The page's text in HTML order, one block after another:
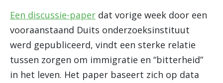
Een discussie-paper dat vorige week door een
vooraanstaand Duits onderzoeksinstituut
werd gepubliceerd, vindt een sterke relatie
tussen zorgen om immigratie en “bitterheid”
in het leven. Het paper baseert zich op data